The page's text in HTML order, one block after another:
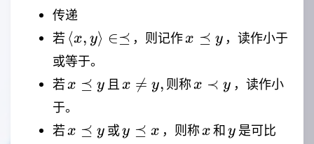
传递
若 \langle
x,y
\rangle
\in
\preceq
⟨x, y⟩ ∈⪯ ，则记作x
x ⪯ y ，读作小于
或等于。
若 x
y
x ⪯ y 且 x
x 
= y, 则称 x
x ≺ y ，读作小
于。
若 x
x ⪯ y 或y
y ⪯ x ，则称 x
x和y
y 是可比